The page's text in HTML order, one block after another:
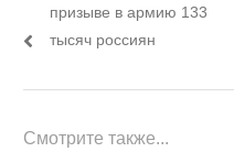
записям
пост:
призыве в армию 133
тысяч россиян
Смотрите также...